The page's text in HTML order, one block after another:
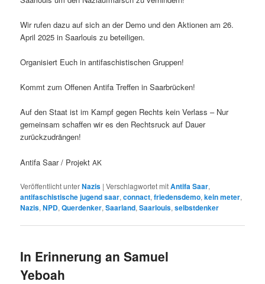
Wir rufen dazu auf sich an der Demo und den Aktio­nen am 26.
April 2025 in Saar­louis zu beteiligen.
Organ­isiert Euch in antifaschis­tis­chen Gruppen!
Kommt zum Offe­nen Antifa Tre­f­fen in Saarbrücken!
Auf den Staat ist im Kampf gegen Rechts kein Ver­lass – Nur
gemein­sam schaf­fen wir es den Recht­sruck auf Dauer
zurückzudrängen!
Antifa Saar / Pro­jektAK
Veröffentlicht unterNazis |Verschlagwortet mitAntifa Saar,
antifaschistische jugend saar,connact,friedensdemo,kein meter,
Nazis,NPD,Querdenker,Saarland,Saarlouis,selbstdenker
In Erinnerung an Samuel
Yeboah